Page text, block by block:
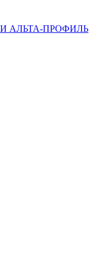
АЛЬТА-ПРОФИЛЬ